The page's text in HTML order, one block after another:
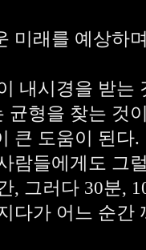
미래를 예상하
내시경을 받는
균형을 찾는 것
큰 도움이 된다.
람들에게도 그
, 그러다 30분,
다가 어느 순간